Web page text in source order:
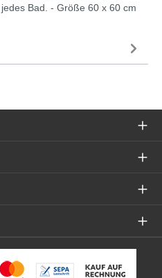
Bad. - Größe 60 x 60 cm